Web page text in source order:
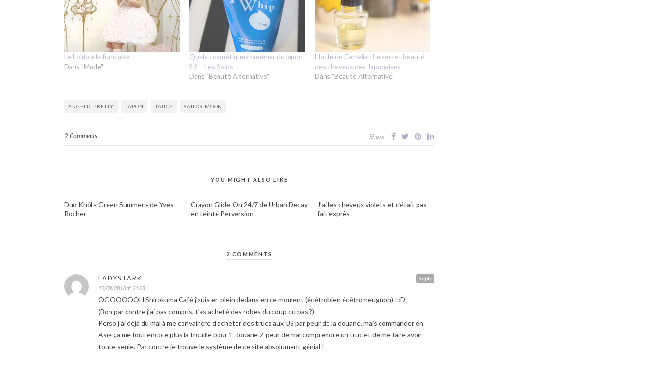
Le Lolita à la francaise
Dans "Mode"
Quels cosmétiques ramener du japon
? 2 – Les Soins
Dans "Beauté Alternative"
L’huile de Camelia : Le secret beauté
des cheveux des Japonaises
Dans "Beauté Alternative"
ANGELIC PRETTY JAPON JAUCE SAILOR MOON
2 Comments Share
YOU MIGHT ALSO LIKE
Duo Khôl « Green Summer » de Yves
Rocher
Crayon Glide-On 24/7 de Urban Decay
en teinte Perversion
J’ai les cheveux violets et c’était pas
fait exprès
2 COMMENTS
Reply
LADYSTARK
13/09/2013 at 21:08
OOOOOOOH Shirokuma Café j’suis en plein dedans en ce moment (écétrobien écétromeugnon) ! :D
(Bon par contre j’ai pas compris, t’as acheté des robes du coup ou pas ?)
Perso j’ai déjà du mal à me convaincre d’acheter des trucs aux US par peur de la douane, mais commander en
Asie ça me fout encore plus la trouille pour 1-douane 2-peur de mal comprendre un truc et de me faire avoir
toute seule. Par contre je trouve le système de ce site absolument génial !